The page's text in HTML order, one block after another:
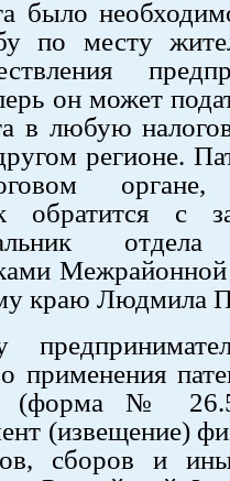
было
по месту
он может
в любую
регионе.
обратится с
краю Людмила
применения
(форма №
(извещение)
сборов и